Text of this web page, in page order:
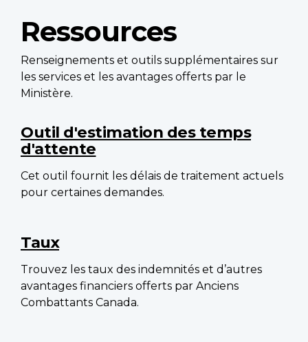
Ressources
Renseignements et outils supplémentaires sur
les services et les avantages offerts par le
Ministère.
navigation
Outil d'estimation des temps
d'attente
Cet outil fournit les délais de traitement actuels
pour certaines demandes.
Taux
Trouvez les taux des indemnités et d’autres
avantages financiers offerts par Anciens
Combattants Canada.